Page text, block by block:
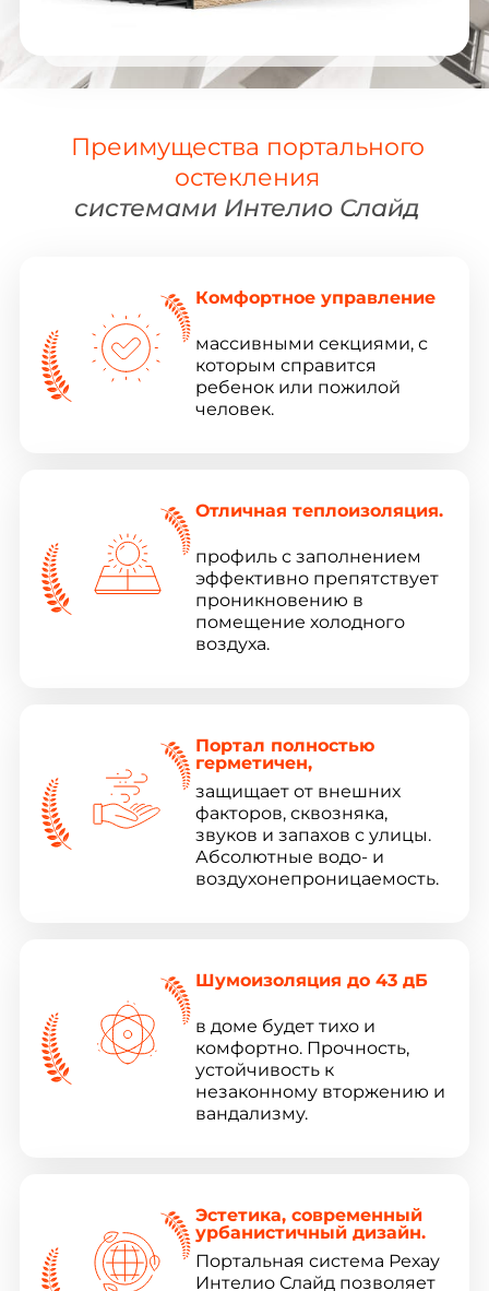
Преимущества портального
остекления
системами Интелио Слайд
Комфортное управление
массивными секциями, с
которым справится
ребенок или пожилой
человек.
Отличная теплоизоляция.
профиль с заполнением
эффективно препятствует
проникновению в
помещение холодного
воздуха.
Портал полностью
герметичен,
защищает от внешних
факторов, сквозняка,
звуков и запахов с улицы.
Абсолютные водо- и
воздухонепроницаемость.
Шумоизоляция до 43 дБ
в доме будет тихо и
комфортно. Прочность,
устойчивость к
незаконному вторжению и
вандализму.
Эстетика, современный
урбанистичный дизайн.
Портальная система Рехау
Интелио Слайд позволяет